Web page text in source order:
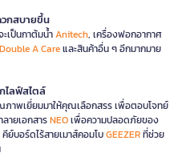
วกสบายขึ้น
เป็นกาต้มน้ำAnitech, เครื่องฟอกอากาศ
Double A Careและสินค้าอื่น ๆ อีกมากมาย
ไลฟ์สไตล์
าพเยี่ยมมาให้คุณเลือกสรร เพื่อตอบโจทย์
ายเอกสารNEOเพื่อความปลอดภัยของ
ย์บอร์ดไร้สายเมาส์คอมโบGEEZERที่ช่วย